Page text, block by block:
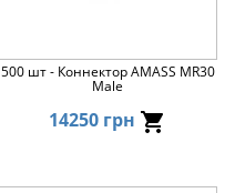
500 шт - Коннектор AMASS MR30
Male
14250 грн